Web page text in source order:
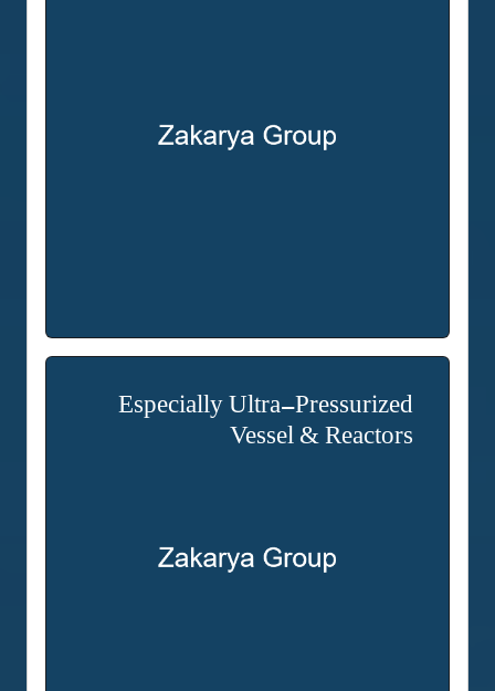
Especially Ultra-Pressurized
Vessel & Reactors